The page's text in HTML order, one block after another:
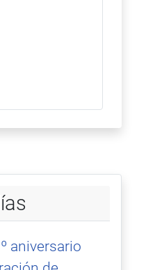
aniversario